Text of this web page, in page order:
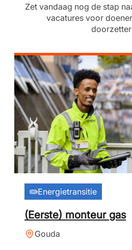
Zet vandaag nog de stap
vacatures voor
Energietransitie
(Eerste) monteur gas
Gouda